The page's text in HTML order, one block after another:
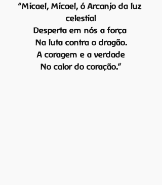
“Micael, Micael, ó Arcanjo da luz
celestial
Desperta em nós a força
Na luta contra o dragão.
A coragem e a verdade
No calor do coração.”